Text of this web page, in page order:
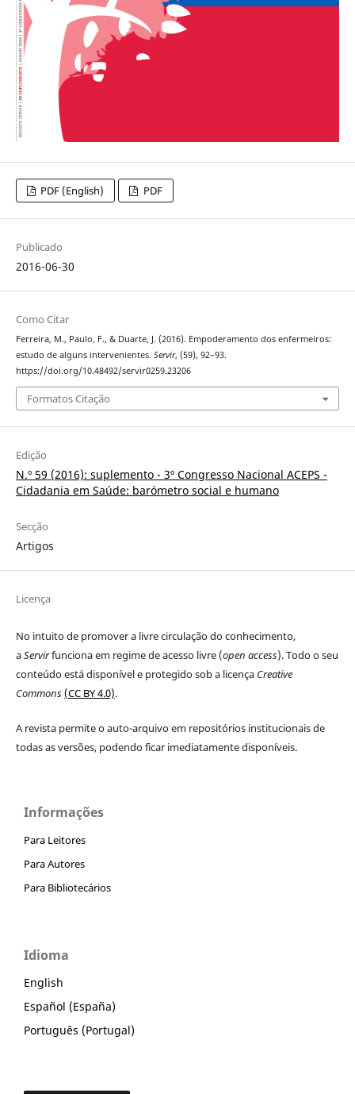
PDF (English) PDF
Publicado
2016-06-30
Como Citar
Ferreira, M., Paulo, F., & Duarte, J. (2016). Empoderamento dos enfermeiros:
estudo de alguns intervenientes. Servir, (59), 92–93.
https://doi.org/10.48492/servir0259.23206
Formatos Citação
Edição
N.º 59 (2016): suplemento - 3º Congresso Nacional ACEPS -
Cidadania em Saúde: barómetro social e humano
Secção
Artigos
Licença
No intuito de promover a livre circulação do conhecimento,
aServirfunciona em regime de acesso livre (open access). Todo o seu
conteúdo está disponível e protegido sob a licença Creative
Commons(CC BY 4.0).
A revista permite o auto-arquivo em repositórios institucionais de
todas as versões, podendo ficar imediatamente disponíveis.
Informações
Para Leitores
Para Autores
Para Bibliotecários
Idioma
English
Español (España)
Português (Portugal)